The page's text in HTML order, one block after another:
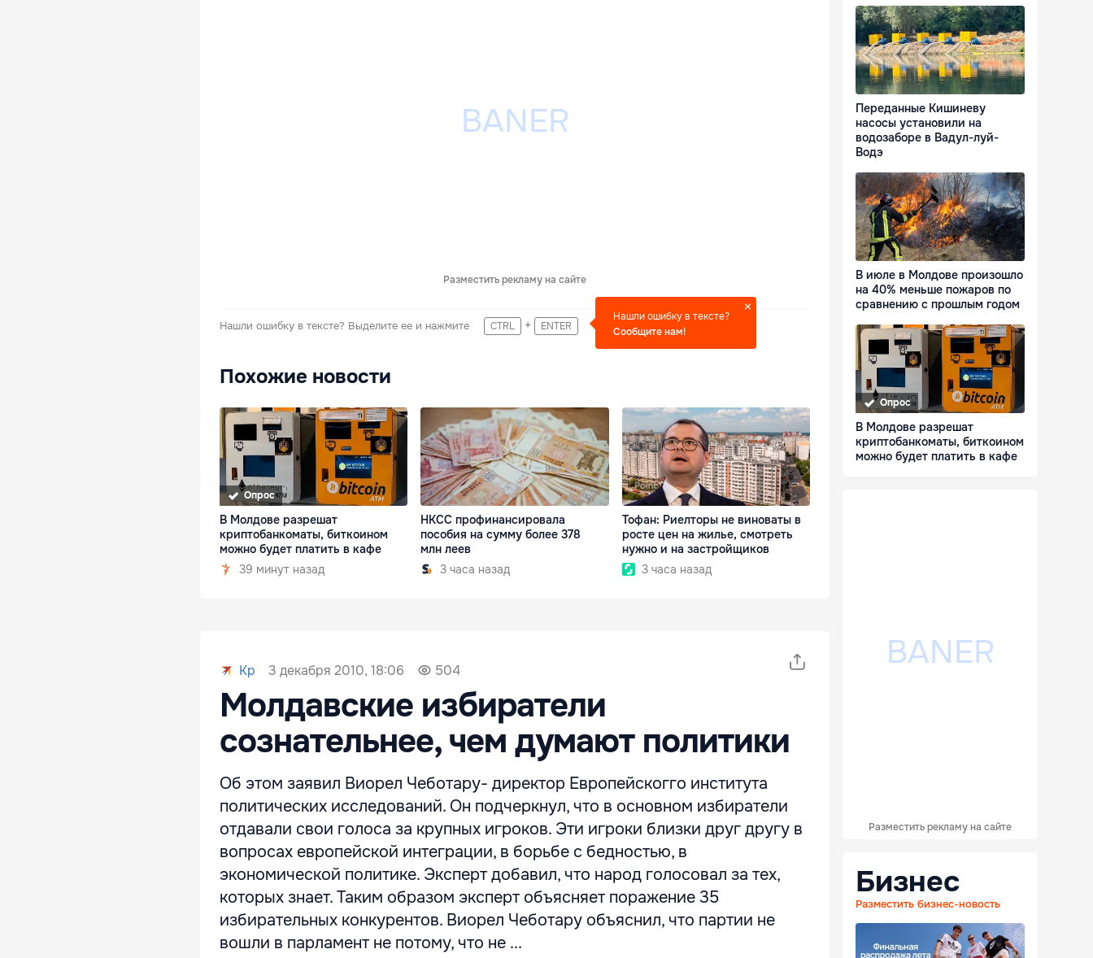
Разместить рекламу на сайте
Нашли ошибку в тексте? Выделите ее и нажмите CTRL + ENTER
Нашли ошибку в тексте?
Сообщите нам!
Похожие новости
Опрос
В Молдове разрешат
криптобанкоматы, биткоином
можно будет платить в кафе
39 минут назад
НКСС профинансировала
пособия на сумму более 378
млн леев
3 часа назад
Тофан: Риелторы не виноваты в
росте цен на жилье, смотреть
нужно и на застройщиков
3 часа назад
Kp 3 декабря 2010, 18:06 504
Молдавские избиратели
сознательнее, чем думают политики
Об этом заявил Виорел Чеботару- директор Европейскогго института
политических исследований. Он подчеркнул, что в основном избиратели
отдавали свои голоса за крупных игроков. Эти игроки близки друг другу в
вопросах европейской интеграции, в борьбе с бедностью, в
экономической политике. Эксперт добавил, что народ голосовал за тех,
которых знает. Таким образом эксперт объясняет поражение 35
избирательных конкурентов. Виорел Чеботару объяснил, что партии не
вошли в парламент не потому, что не ...
Переданные Кишиневу
насосы установили на
водозаборе в Вадул-луй-
Водэ
В июле в Молдове произошло
на 40% меньше пожаров по
сравнению с прошлым годом
Опрос
В Молдове разрешат
криптобанкоматы, биткоином
можно будет платить в кафе
Разместить рекламу на сайте
Бизнес
Разместить бизнес-новость